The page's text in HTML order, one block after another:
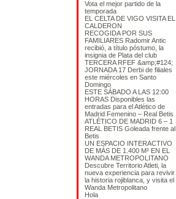
Vota el mejor partido de la
temporada
EL CELTA DE VIGO VISITA EL
CALDERON
RECOGIDA POR SUS
FAMILIARES Radomir Antic
recibió, a título póstumo, la
insignia de Plata del club
TERCERA RFEF &amp;#124;
JORNADA 17 Derbi de filiales
este miércoles en Santo
Domingo
ESTE SÁBADO A LAS 12:00
HORAS Disponibles las
entradas para el Atlético de
Madrid Femenino – Real Betis
ATLÉTICO DE MADRID 6 – 1
REAL BETIS Goleada frente al
Betis
UN ESPACIO INTERACTIVO
DE MÁS DE 1.400 M² EN EL
WANDA METROPOLITANO
Descubre Territorio Atleti, la
nueva experiencia para revivir
la historia rojiblanca, y visita el
Wanda Metropolitano
Hola